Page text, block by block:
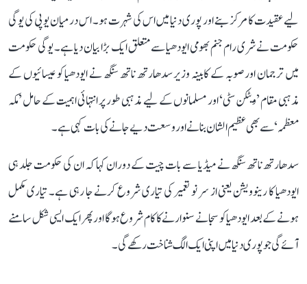
لیے عقیدت کا مرکز بنے اور پوری دنیا میں اس کی شہرت ہو۔ اس درمیان یوپی کی یوگی
حکومت نے شری رام جنم بھومی ایودھیا سے متعلق ایک بڑا بیان دیا ہے۔ یوگی حکومت
میں ترجمان اور صوبہ کے کابینہ وزیر سدھارتھ ناتھ سنگھ نے ایودھیا کو عیسائیوں کے
مذہبی مقام ’ویٹکن سٹی‘ اور مسلمانوں کے لیے مذہبی طور پر انتہائی اہمیت کے حامل ’مکہ
معظمہ‘ سے بھی عظیم الشان بنانے اور وسعت دیے جانے کی بات کہی ہے۔
سدھارتھ ناتھ سنگھ نے میڈیا سے بات چیت کے دوران کہا کہ ان کی حکومت جلد ہی
ایودھیا کا رینوویشن یعنی از سر نو تعمیر کی تیاری شروع کرنے جا رہی ہے۔ تیاری مکمل
ہونے کے بعد ایودھیا کو سجانے سنوارنے کا کام شروع ہوگا اور پھر ایک ایسی شکل سامنے
آئے گی جو پوری دنیا میں اپنی ایک الگ شناخت رکھے گی۔